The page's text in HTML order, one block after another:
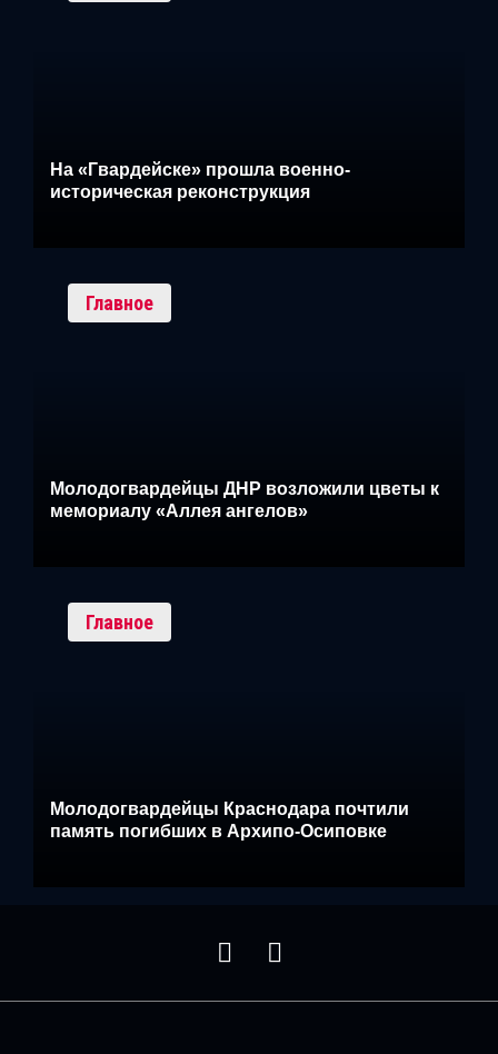
На «Гвардейске» прошла военно-
историческая реконструкция
Главное
Молодогвардейцы ДНР возложили цветы к
мемориалу «Аллея ангелов»
Главное
Молодогвардейцы Краснодара почтили
память погибших в Архипо-Осиповке